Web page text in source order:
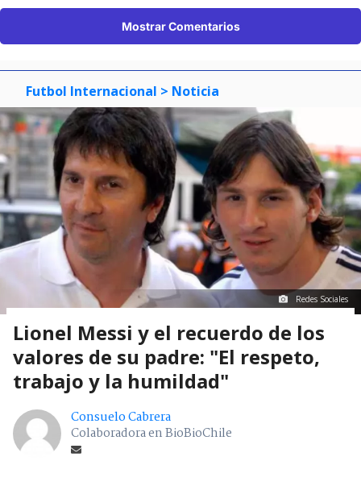
Mostrar Comentarios
Futbol Internacional > Noticia
Redes Sociales
Lionel Messi y el recuerdo de los
valores de su padre: "El respeto,
trabajo y la humildad"
Consuelo Cabrera
Colaboradora en BioBioChile